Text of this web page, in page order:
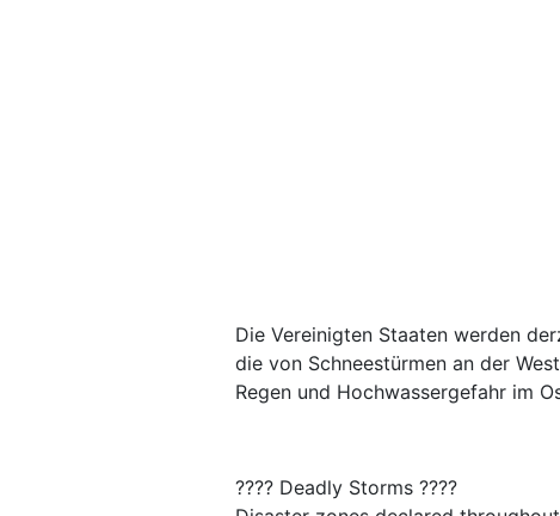
Die Vereinigten Staaten werden
die von Schneestürmen an der
Regen und Hochwassergefahr im
???? Deadly Storms ????